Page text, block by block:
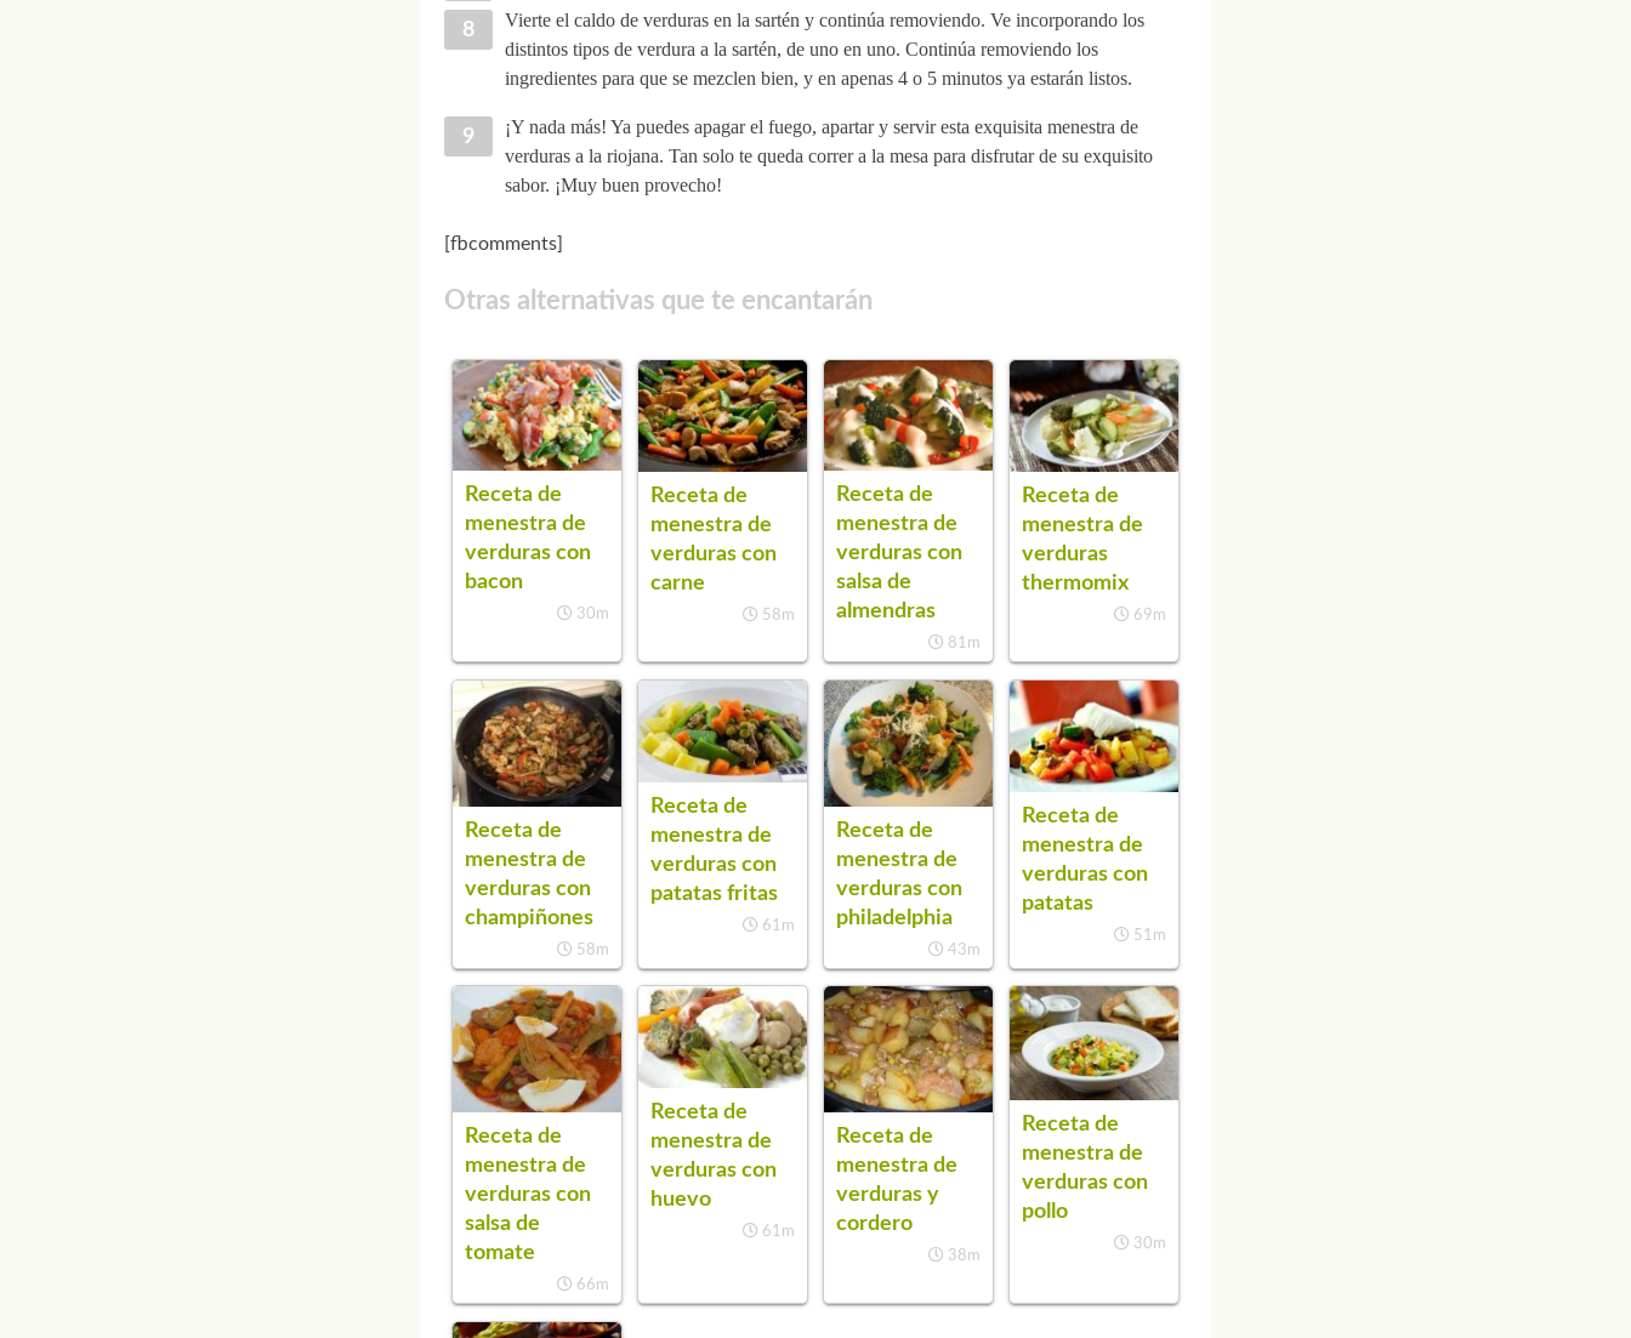
Vierte el caldo de verduras en la sartén y continúa removiendo. Ve incorporando los
distintos tipos de verdura a la sartén, de uno en uno. Continúa removiendo los
ingredientes para que se mezclen bien, y en apenas 4 o 5 minutos ya estarán listos.
¡Y nada más! Ya puedes apagar el fuego, apartar y servir esta exquisita menestra de
verduras a la riojana. Tan solo te queda correr a la mesa para disfrutar de su exquisito
sabor. ¡Muy buen provecho!
[fbcomments]
Otras alternativas que te encantarán
Receta de
menestra de
verduras con
bacon
30m
Receta de
menestra de
verduras con
carne
58m
Receta de
menestra de
verduras con
salsa de
almendras
81m
Receta de
menestra de
verduras
thermomix
69m
Receta de
menestra de
verduras con
champiñones
58m
Receta de
menestra de
verduras con
patatas fritas
61m
Receta de
menestra de
verduras con
philadelphia
43m
Receta de
menestra de
verduras con
patatas
51m
Receta de
menestra de
verduras con
salsa de
tomate
66m
Receta de
menestra de
verduras con
huevo
61m
Receta de
menestra de
verduras y
cordero
38m
Receta de
menestra de
verduras con
pollo
30m